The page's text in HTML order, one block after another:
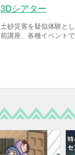
3Dシアター
土砂災害を疑似体験と
前講座、各種イベント